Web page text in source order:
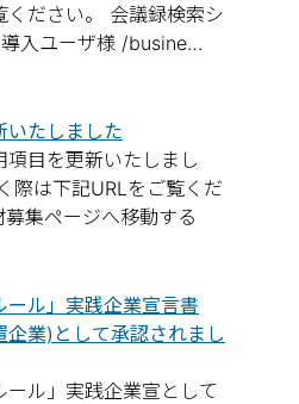
ください。 会議録検索シ
導入ユーザ様 /busine…
いたしました
項目を更新いたしまし
際は下記URLをご覧くだ
集ページへ移動する
ール」実践企業宣言書
企業)として承認されまし
ール」実践企業宣として